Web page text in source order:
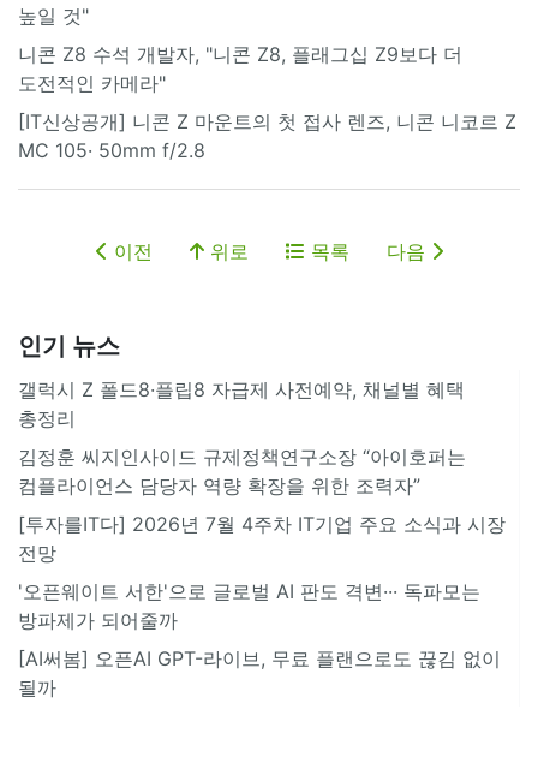
높일 것"
니콘 Z8 수석 개발자, "니콘 Z8, 플래그십 Z9보다 더
도전적인 카메라"
[IT신상공개] 니콘 Z 마운트의 첫 접사 렌즈, 니콘 니코르 Z
MC 105· 50mm f/2.8
이전 위로 목록 다음
인기 뉴스
갤럭시 Z 폴드8·플립8 자급제 사전예약, 채널별 혜택
총정리
김정훈 씨지인사이드 규제정책연구소장 “아이호퍼는
컴플라이언스 담당자 역량 확장을 위한 조력자”
[투자를IT다] 2026년 7월 4주차 IT기업 주요 소식과 시장
전망
'오픈웨이트 서한'으로 글로벌 AI 판도 격변··· 독파모는
방파제가 되어줄까
[AI써봄] 오픈AI GPT-라이브, 무료 플랜으로도 끊김 없이
될까